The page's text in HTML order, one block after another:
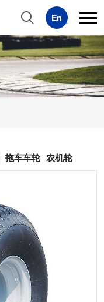
拖车车轮 农机轮